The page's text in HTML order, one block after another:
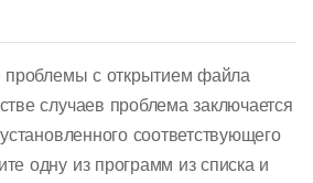
проблемы с открытием файла
случаев проблема заключается
соответствующего
одну из программ из списка и